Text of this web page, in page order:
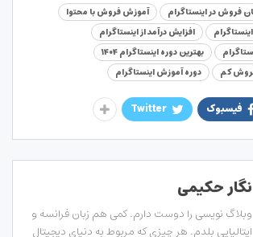
فروش در اینستاگرام
آموزش فروش با محتوا
افزایش درآمد از اینستاگرام
بهترین دوره اینستاگرام ۱۴۰۴
فروش کم
دوره آموزش اینستاگرام
فیسبوک Twitter
نگار حکیمی
وبلاگ نویسی را دوست دارم. کمی هم زبان فرانسه و
ایتالیایی بلدم. هر چیزی که مربوط به دنیای دیجیتال